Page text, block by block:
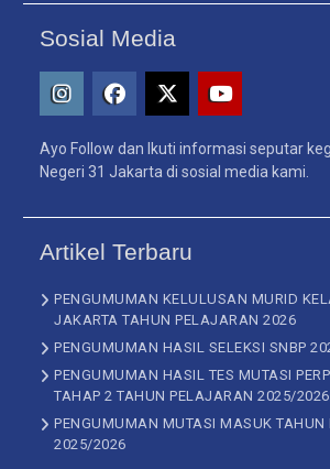
Sosial Media
Ayo Follow dan Ikuti informasi seputar
Negeri 31 Jakarta di sosial media kami.
Artikel Terbaru
PENGUMUMAN KELULUSAN MURID
JAKARTA TAHUN PELAJARAN 2026
PENGUMUMAN HASIL SELEKSI SNBP
PENGUMUMAN HASIL TES MUTASI
TAHAP 2 TAHUN PELAJARAN 2025/2026
PENGUMUMAN MUTASI MASUK TAHUN
2025/2026